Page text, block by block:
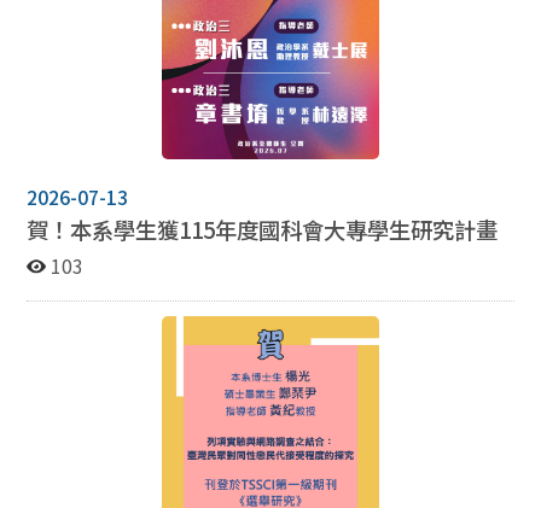
2026-07-13
賀！本系學生獲115年度國科會大專學生研究計畫
103